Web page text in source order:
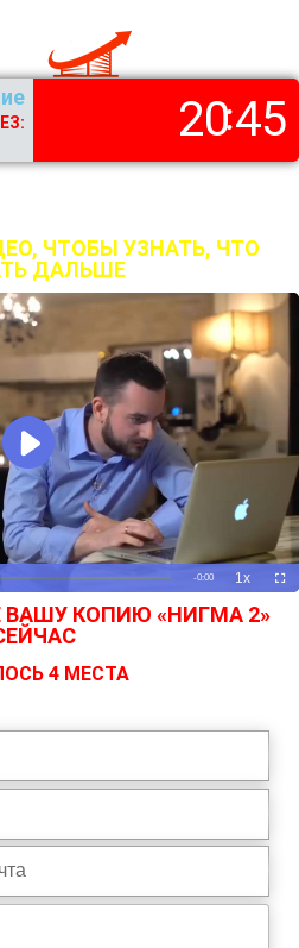
2044
ЧТОБЫ УЗНАТЬ, ЧТО
ДАЛЬШЕ
ВАШУ КОПИЮ «НИГМА 2»
4 МЕСТА